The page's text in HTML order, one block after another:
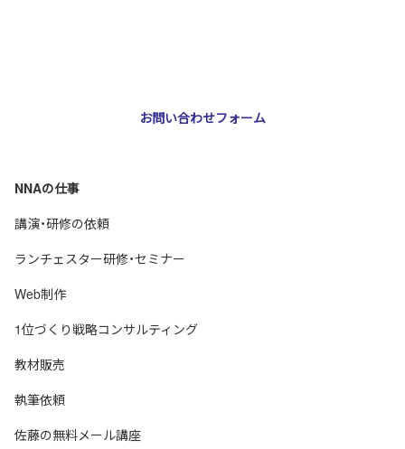
お問い合わせフォーム
NNAの仕事
講演・研修の依頼
ランチェスター研修・セミナー
Web制作
1位づくり戦略コンサルティング
教材販売
執筆依頼
佐藤の無料メール講座